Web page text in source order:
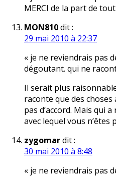
MERCI de la part de
MON810dit :
29 mai 2010 à 22:37
« je ne reviendrais pas
dégoutant. qui ne
Il serait plus
raconte que des choses
pas d’accord. Mais qui
avec lequel vous n’êtes
zygomardit :
30 mai 2010 à 8:48
« je ne reviendrais pas